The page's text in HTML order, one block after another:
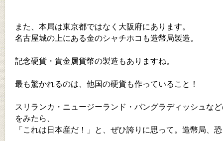
また、本局は東京都ではなく大阪府にあります。
名古屋城の上にある金のシャチホコも造幣局製造。
記念硬貨・貴金属貨幣の製造もありますね。
最も驚かれるのは、他国の硬貨も作っていること！
スリランカ・ニュージーランド・バングラディッシュな
をみたら、
「これは日本産だ！」と、ぜひ誇りに思って。造幣局、